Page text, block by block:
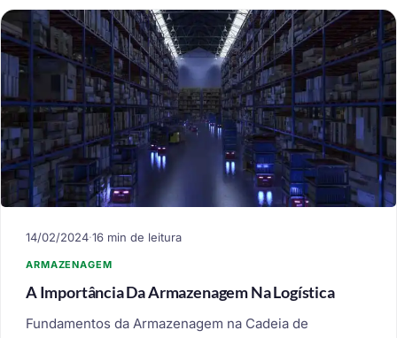
14/02/2024·16 min de leitura
ARMAZENAGEM
A Importância Da Armazenagem Na Logística
Fundamentos da Armazenagem na Cadeia de